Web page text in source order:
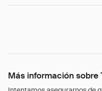
Más información sobre